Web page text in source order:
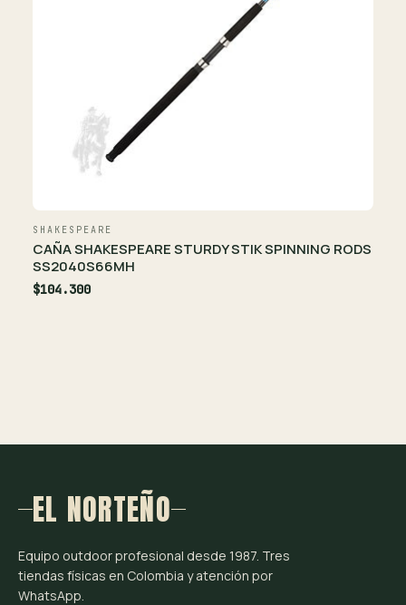
SHAKESPEARE
CAÑA SHAKESPEARE STURDY STIK SPINNING RODS
SS2040S66MH
$104.300
EL NORTEÑO
Equipo outdoor profesional desde 1987. Tres
tiendas físicas en Colombia y atención por
WhatsApp.